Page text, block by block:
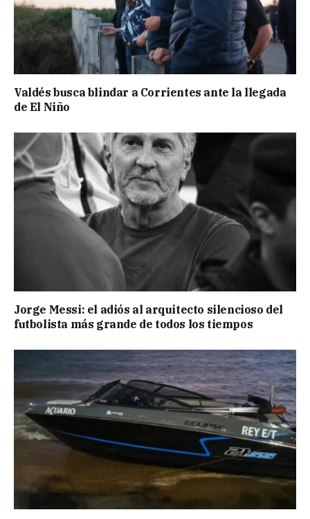
Valdés busca blindar a Corrientes ante la llegada
de El Niño
Jorge Messi: el adiós al arquitecto silencioso del
futbolista más grande de todos los tiempos